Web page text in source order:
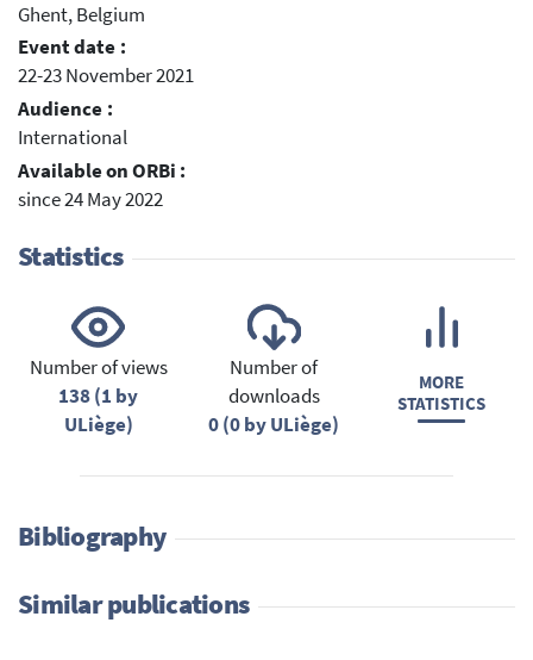
Ghent, Belgium
Event date :
22-23 November 2021
Audience :
International
Available on ORBi :
since 24 May 2022
Statistics
Number of views
138 (1 by
ULiège)
Number of
downloads
0 (0 by ULiège)
MORE
STATISTICS
Bibliography
Similar publications